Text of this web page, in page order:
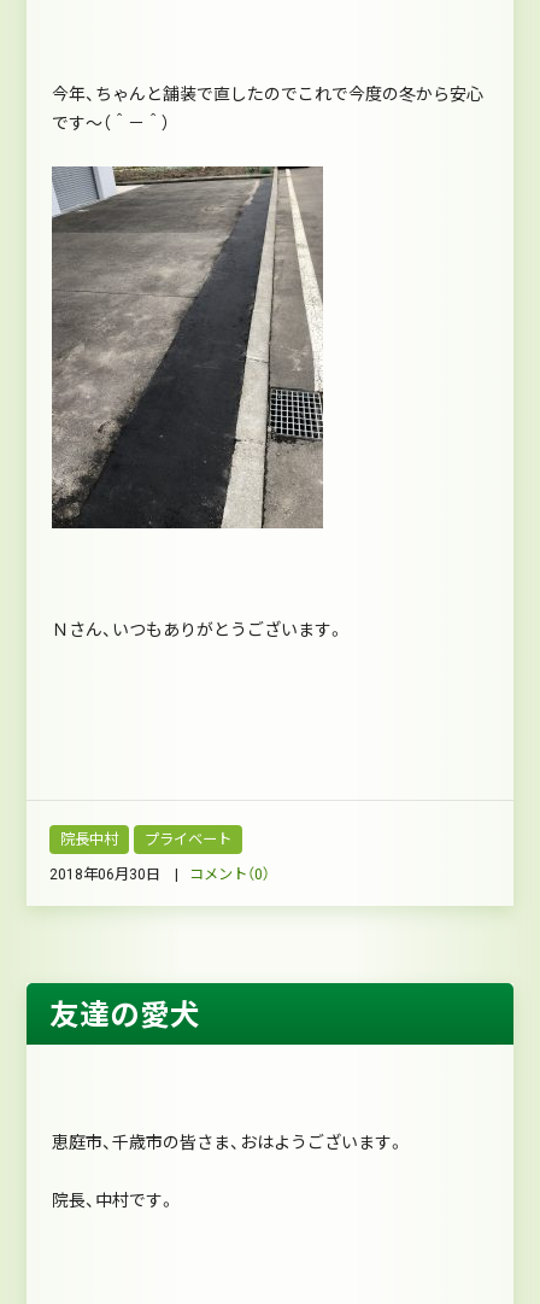
今年、ちゃんと舗装で直したのでこれで今度の冬から安心
です～（＾－＾）
Ｎさん、いつもありがとうございます。
院長中村 プライベート
2018年06月30日 | コメント（0）
友達の愛犬
恵庭市、千歳市の皆さま、おはようございます。
院長、中村です。